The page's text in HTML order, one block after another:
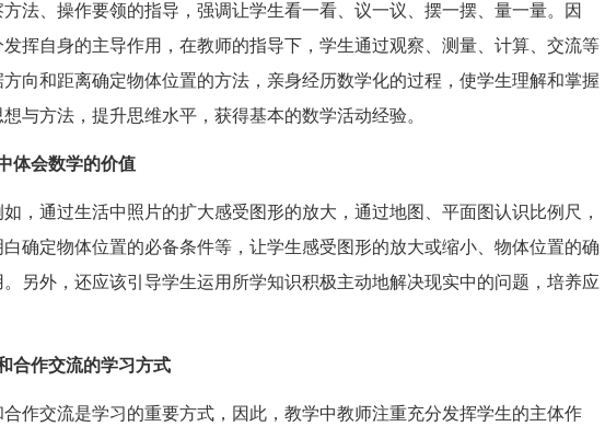
法、操作要领的指导，强调让学生看一看、议一议、摆一摆、量一量。因
挥自身的主导作用，在教师的指导下，学生通过观察、测量、计算、交流等
向和距离确定物体位置的方法，亲身经历数学化的过程，使学生理解和掌握
与方法，提升思维水平，获得基本的数学活动经验。
会数学的价值
通过生活中照片的扩大感受图形的放大，通过地图、平面图认识比例尺，
确定物体位置的必备条件等，让学生感受图形的放大或缩小、物体位置的确
另外，还应该引导学生运用所学知识积极主动地解决现实中的问题，培养应
作交流的学习方式
交流是学习的重要方式，因此，教学中教师注重充分发挥学生的主体作